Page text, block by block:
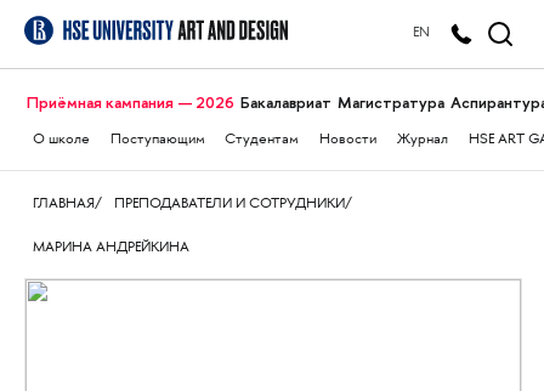
EN
Приёмная кампания — 2026 Бакалавриат Магистратура
О школе Поступающим Студентам Новости Журнал HSE ART
ГЛАВНАЯ ПРЕПОДАВАТЕЛИ И СОТРУДНИКИ
МАРИНА АНДРЕЙКИНА